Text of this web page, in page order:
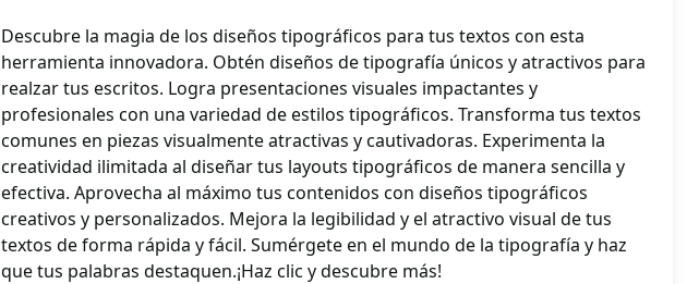
Descubre la magia de los diseños tipográficos para tus textos con esta
herramienta innovadora. Obtén diseños de tipografía únicos y atractivos para
realzar tus escritos. Logra presentaciones visuales impactantes y
profesionales con una variedad de estilos tipográficos. Transforma tus textos
comunes en piezas visualmente atractivas y cautivadoras. Experimenta la
creatividad ilimitada al diseñar tus layouts tipográficos de manera sencilla y
efectiva. Aprovecha al máximo tus contenidos con diseños tipográficos
creativos y personalizados. Mejora la legibilidad y el atractivo visual de tus
textos de forma rápida y fácil. Sumérgete en el mundo de la tipografía y haz
que tus palabras destaquen.¡Haz clic y descubre más!